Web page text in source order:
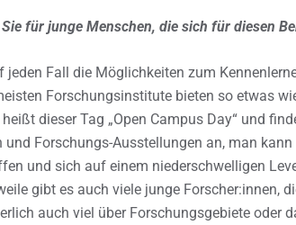
Sie für junge Menschen, die sich für diesen
jeden Fall die Möglichkeiten zum
Forschungsinstitute bieten so etwas
dieser Tag „Open Campus Day“ und
Forschungs-Ausstellungen an, man kann
und sich auf einem niederschwelligen
gibt es auch viele junge Forscher:innen,
auch viel über Forschungsgebiete oder